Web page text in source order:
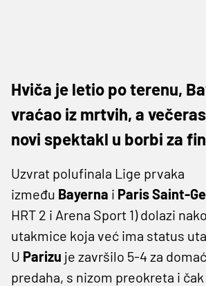
Hviča je letio po terenu,
vraćao iz mrtvih, a
novi spektakl u borbi za
Uzvrat polufinala Lige prvaka
između Bayerna i Paris Saint-
HRT 2 i Arena Sport 1) dolazi
utakmice koja već ima status
U Parizu je završilo 5-4 za
predaha, s nizom preokreta i